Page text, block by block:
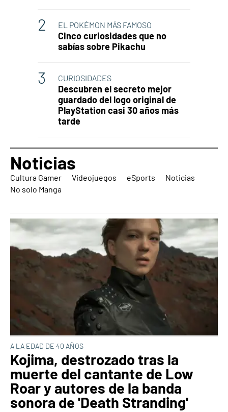
EL POKÉMON MÁS FAMOSO
Cinco curiosidades que no
sabías sobre Pikachu
CURIOSIDADES
Descubren el secreto mejor
guardado del logo original de
PlayStation casi 30 años más
tarde
Noticias
Cultura Gamer Videojuegos eSports
Noticias
No solo Manga
A LA EDAD DE 40 AÑOS
Kojima, destrozado tras la
muerte del cantante de Low
Roar y autores de la banda
sonora de 'Death Stranding'